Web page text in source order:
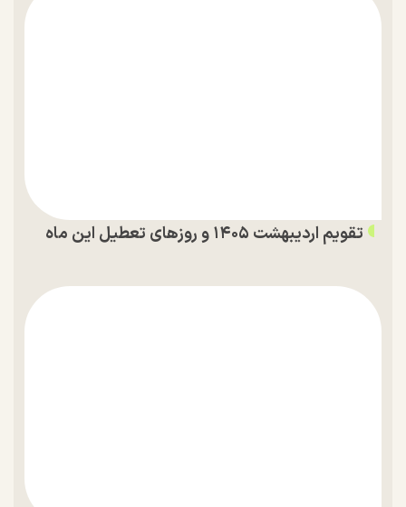
تقویم اردیبهشت ۱۴۰۵ و روز‌های تعطیل این ماه